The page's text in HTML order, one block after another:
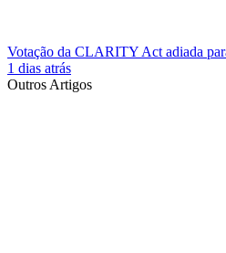
Votação da CLARITY Act adiada
1 dias atrás
Outros Artigos